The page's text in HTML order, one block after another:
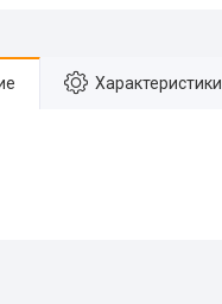
Характеристики